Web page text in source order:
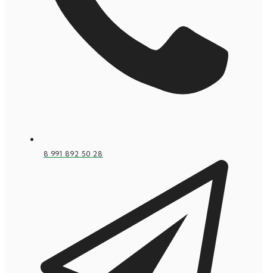
8 991 892 50 28